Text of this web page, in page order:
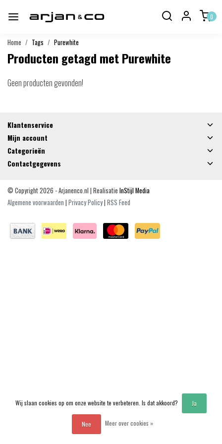
0
Home Tags Purewhite
Producten getagd met Purewhite
Geen producten gevonden!
Klantenservice
Mijn account
Categorieën
Contactgegevens
© Copyright 2026 - Arjanenco.nl | Realisatie InStijl Media
Algemene voorwaarden | Privacy Policy| RSS Feed
Wij slaan cookies op om onze website te verbeteren. Is dat akkoord? Ja
Nee Meer over cookies »